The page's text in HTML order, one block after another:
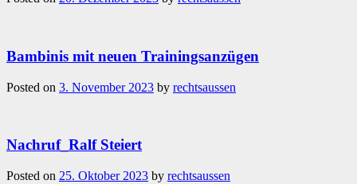
Bambinis mit neuen Trainingsanzügen
Posted on 3. November 2023 by rechtsaussen
Nachruf_Ralf Steiert
Posted on 25. Oktober 2023 by rechtsaussen